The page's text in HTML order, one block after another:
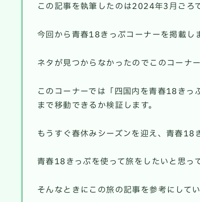
この記事を執筆したのは2024年3月ごろ
今回から青春18きっぷコーナーを掲載しま
ネタが見つからなかったのでこのコーナ
このコーナーでは「四国内を青春18きっ
まで移動できるか検証します。
もうすぐ春休みシーズンを迎え、青春18
青春18きっぷを使って旅をしたいと思っ
そんなときにこの旅の記事を参考にして